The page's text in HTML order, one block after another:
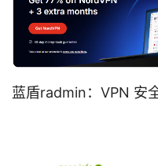
蓝盾radmin：VPN 安